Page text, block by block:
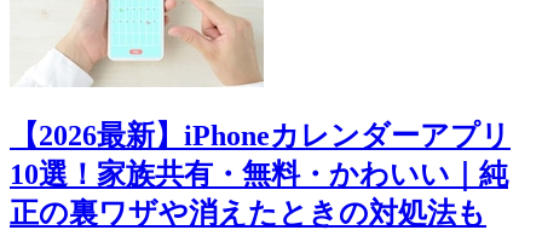
【2026最新】iPhoneカレンダーアプリ
10選！家族共有・無料・かわいい｜純
正の裏ワザや消えたときの対処法も